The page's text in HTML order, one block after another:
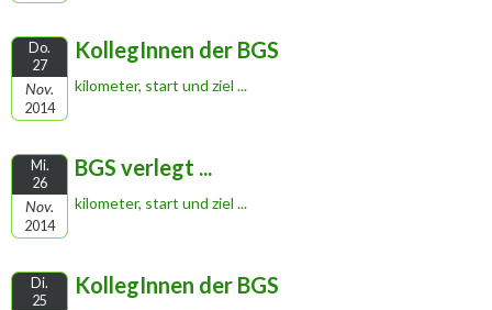
Do.
27
Nov.
2014
KollegInnen der BGS
kilometer, start und ziel ...
Mi.
26
Nov.
2014
BGS verlegt ...
kilometer, start und ziel ...
Di.
25
KollegInnen der BGS